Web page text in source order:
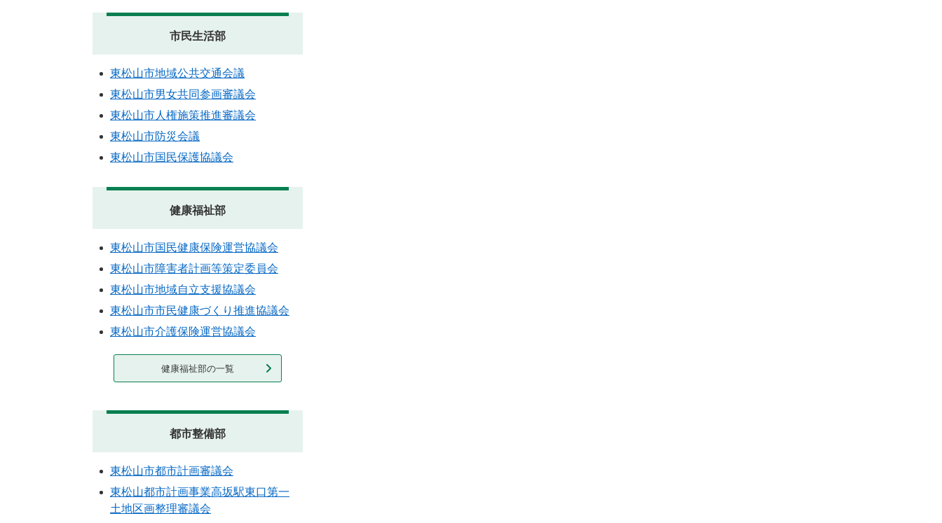
市民生活部
東松山市地域公共交通会議
東松山市男女共同参画審議会
東松山市人権施策推進審議会
東松山市防災会議
東松山市国民保護協議会
健康福祉部
東松山市国民健康保険運営協議会
東松山市障害者計画等策定委員会
東松山市地域自立支援協議会
東松山市市民健康づくり推進協議会
東松山市介護保険運営協議会
健康福祉部の一覧
都市整備部
東松山市都市計画審議会
東松山都市計画事業高坂駅東口第一
土地区画整理審議会